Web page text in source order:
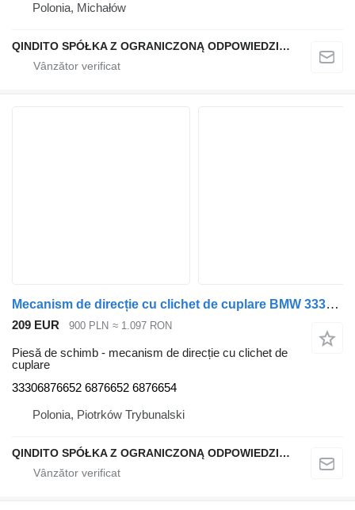
Polonia, Michałów
QINDITO SPÓŁKA Z OGRANICZONĄ ODPOWIEDZIALNOŚCIĄ
Mecanism de direcție cu clichet de cuplare BMW 33306876652 pentru automobil BMW X6 G06 X5 G05
209 EUR 900 PLN ≈ 1.097 RON
Piesă de schimb - mecanism de direcție cu clichet de
cuplare
33306876652 6876652 6876654
Polonia, Piotrków Trybunalski
QINDITO SPÓŁKA Z OGRANICZONĄ ODPOWIEDZIALNOŚCIĄ